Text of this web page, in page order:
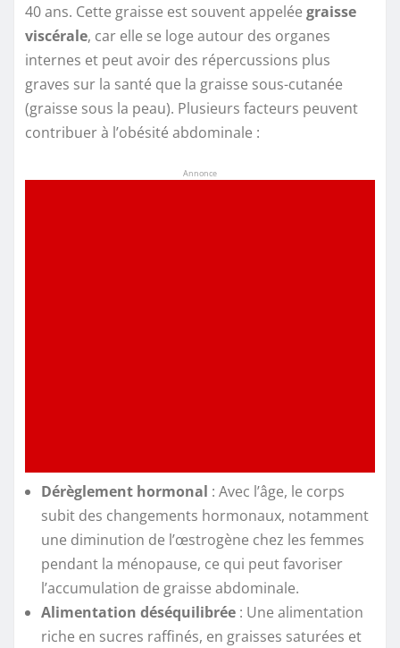
40 ans. Cette graisse est souvent appelée graisse
viscérale, car elle se loge autour des organes
internes et peut avoir des répercussions plus
graves sur la santé que la graisse sous-cutanée
(graisse sous la peau). Plusieurs facteurs peuvent
contribuer à l’obésité abdominale :
Annonce
Dérèglement hormonal : Avec l’âge, le corps
subit des changements hormonaux, notamment
une diminution de l’œstrogène chez les femmes
pendant la ménopause, ce qui peut favoriser
l’accumulation de graisse abdominale.
Alimentation déséquilibrée : Une alimentation
riche en sucres raffinés, en graisses saturées et